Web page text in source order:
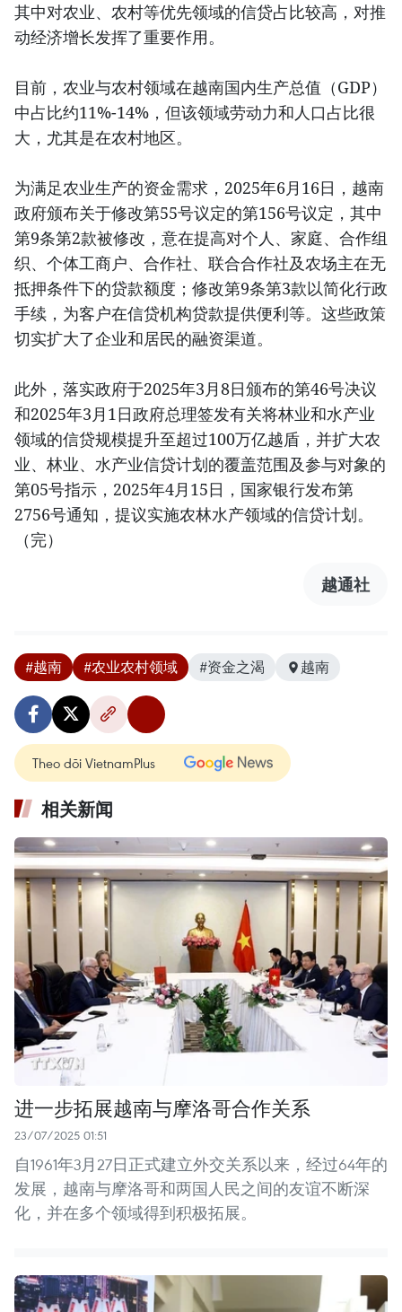
其中对农业、农村等优先领域的信贷占比较高，对推
动经济增长发挥了重要作用。
目前，农业与农村领域在越南国内生产总值（GDP）
中占比约11%-14%，但该领域劳动力和人口占比很
大，尤其是在农村地区。
为满足农业生产的资金需求，2025年6月16日，越南
政府颁布关于修改第55号议定的第156号议定，其中
第9条第2款被修改，意在提高对个人、家庭、合作组
织、个体工商户、合作社、联合合作社及农场主在无
抵押条件下的贷款额度；修改第9条第3款以简化行政
手续，为客户在信贷机构贷款提供便利等。这些政策
切实扩大了企业和居民的融资渠道。
此外，落实政府于2025年3月8日颁布的第46号决议
和2025年3月1日政府总理签发有关将林业和水产业
领域的信贷规模提升至超过100万亿越盾，并扩大农
业、林业、水产业信贷计划的覆盖范围及参与对象的
第05号指示，2025年4月15日，国家银行发布第
2756号通知，提议实施农林水产领域的信贷计划。
（完）
越通社
#越南 #农业农村领域 #资金之渴 越南
Theo dõi VietnamPlus
相关新闻
进一步拓展越南与摩洛哥合作关系
23/07/2025 01:51
自1961年3月27日正式建立外交关系以来，经过64年的
发展，越南与摩洛哥和两国人民之间的友谊不断深
化，并在多个领域得到积极拓展。